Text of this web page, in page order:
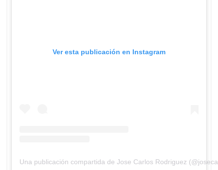
Ver esta publicación en Instagram
Una publicación compartida de Jose Carlos Rodriguez